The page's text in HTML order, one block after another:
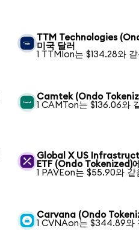
TTM Technologies
미국 달러
1 TTMIon는 $134.28와 같
Camtek (Ondo
1 CAMTon는 $136.06와
Global X US
ETF (Ondo Tokenized)
1 PAVEon는 $55.90와 같
Carvana (Ondo
1 CVNAon는 $344.89와